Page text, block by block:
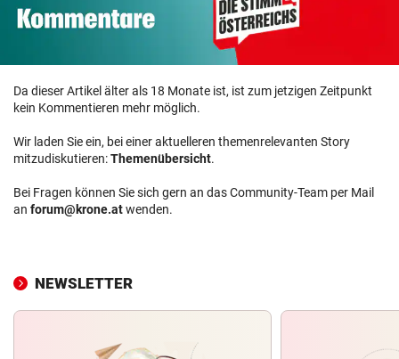
Da dieser Artikel älter als 18 Monate ist, ist zum jetzigen Zeitpunkt
kein Kommentieren mehr möglich.
Wir laden Sie ein, bei einer aktuelleren themenrelevanten Story
mitzudiskutieren:Themenübersicht.
Bei Fragen können Sie sich gern an das Community-Team per Mail
an forum@krone.atwenden.
NEWSLETTER